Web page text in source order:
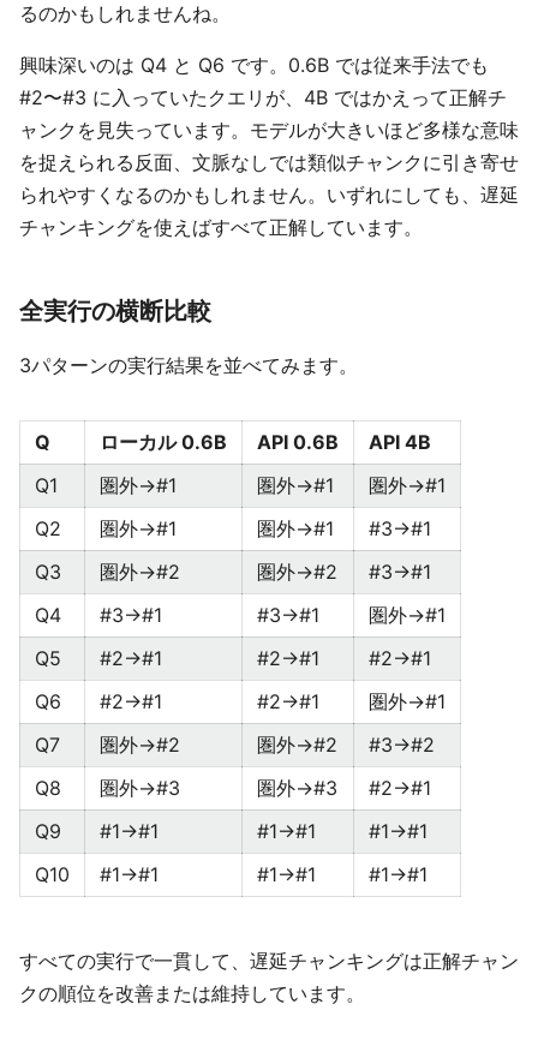
るのかもしれませんね。
興味深いのは Q4 と Q6 です。0.6B では従来手法でも
#2〜#3 に入っていたクエリが、4B ではかえって正解チ
ャンクを見失っています。モデルが大きいほど多様な意味
を捉えられる反面、文脈なしでは類似チャンクに引き寄せ
られやすくなるのかもしれません。いずれにしても、遅延
チャンキングを使えばすべて正解しています。
全実行の横断比較
3パターンの実行結果を並べてみます。
Q ローカル 0.6B API 0.6B
API 4B
Q1
圏外→#1 圏外→#1
圏外→#1
Q2
圏外→#1 圏外→#1
#3→#1
Q3
圏外→#2 圏外→#2
#3→#1
Q4
#3→#1 #3→#1
圏外→#1
Q5
#2→#1 #2→#1
#2→#1
Q6
#2→#1 #2→#1
圏外→#1
Q7
圏外→#2 圏外→#2
#3→#2
Q8
圏外→#3 圏外→#3
#2→#1
Q9
#1→#1 #1→#1
#1→#1
Q10
#1→#1 #1→#1 #1→#1
すべての実行で一貫して、遅延チャンキングは正解チャン
クの順位を改善または維持しています。